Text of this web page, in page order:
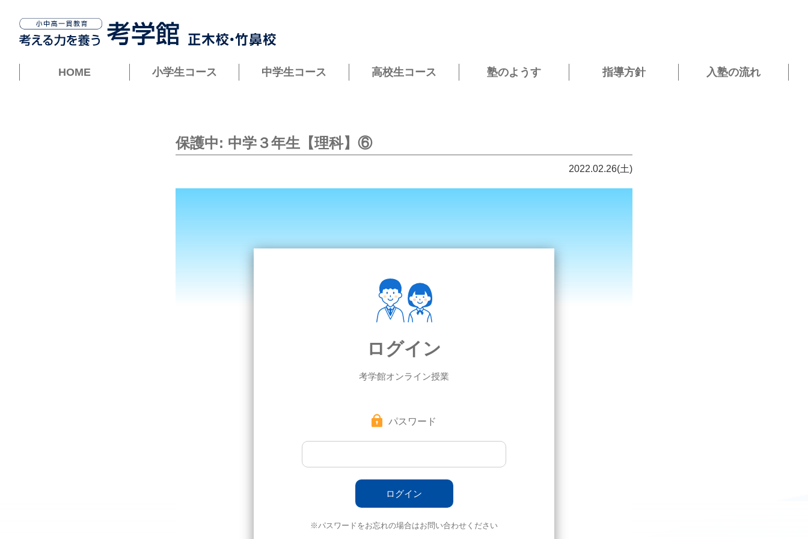
HOME 小学生コース 中学生コース 高校生コース 塾のようす 指導方針 入塾の流れ
保護中: 中学３年生【理科】⑥
2022.02.26(土)
ログイン
考学館オンライン授業
パスワード
※パスワードをお忘れの場合はお問い合わせください